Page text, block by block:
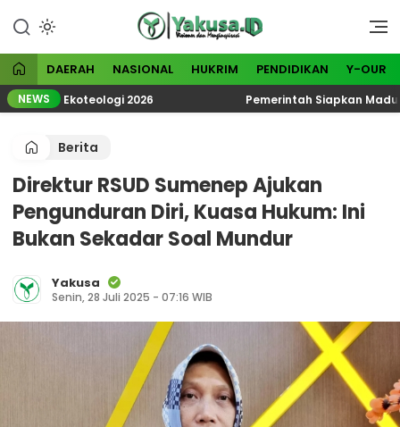
konten
Yakusa
Visioner dan Menginspirasi
DAERAH NASIONAL HUKRIM PENDIDIKAN Y-OUR
NEWSEkoteologi 2026 Pemerintah Siapkan Madura
Berita
Direktur RSUD Sumenep Ajukan
Pengunduran Diri, Kuasa Hukum: Ini
Bukan Sekadar Soal Mundur
Yakusa
Senin, 28 Juli 2025 - 07:16 WIB